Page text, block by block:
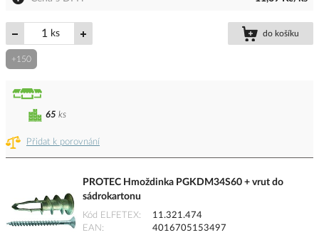
ks do košíku
+150
Přidat k porovnání
65 ks
PROTEC Hmoždinka PGKDM34S60 + vrut do
sádrokartonu
Kód ELFETEX
11.321.474
EAN
4016705153497